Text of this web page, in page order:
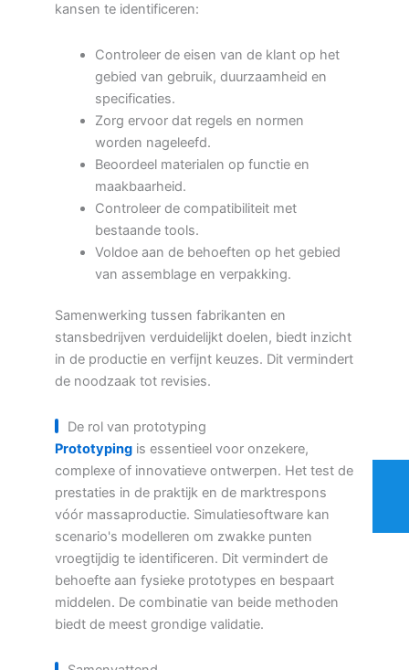
kansen te identificeren:
Controleer de eisen van de klant op het
gebied van gebruik, duurzaamheid en
specificaties.
Zorg ervoor dat regels en normen
worden nageleefd.
Beoordeel materialen op functie en
maakbaarheid.
Controleer de compatibiliteit met
bestaande tools.
Voldoe aan de behoeften op het gebied
van assemblage en verpakking.
Samenwerking tussen fabrikanten en
stansbedrijven verduidelijkt doelen, biedt inzicht
in de productie en verfijnt keuzes. Dit vermindert
de noodzaak tot revisies.
De rol van prototyping
Prototyping is essentieel voor onzekere,
complexe of innovatieve ontwerpen. Het test de
prestaties in de praktijk en de marktrespons
vóór massaproductie. Simulatiesoftware kan
scenario's modelleren om zwakke punten
vroegtijdig te identificeren. Dit vermindert de
behoefte aan fysieke prototypes en bespaart
middelen. De combinatie van beide methoden
biedt de meest grondige validatie.